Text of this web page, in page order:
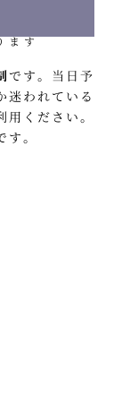
ます
です。 当日予
迷われている
用ください。
す。